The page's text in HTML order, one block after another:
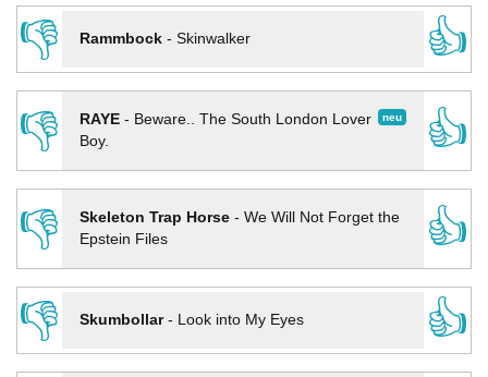
👎
Rammbock- Skinwalker
👍
👎
neu
RAYE- Beware.. The South London Lover
Boy.
👍
👎 Skeleton Trap Horse- We Will Not Forget the
Epstein Files
👍
👎
Skumbollar- Look into My Eyes
👍